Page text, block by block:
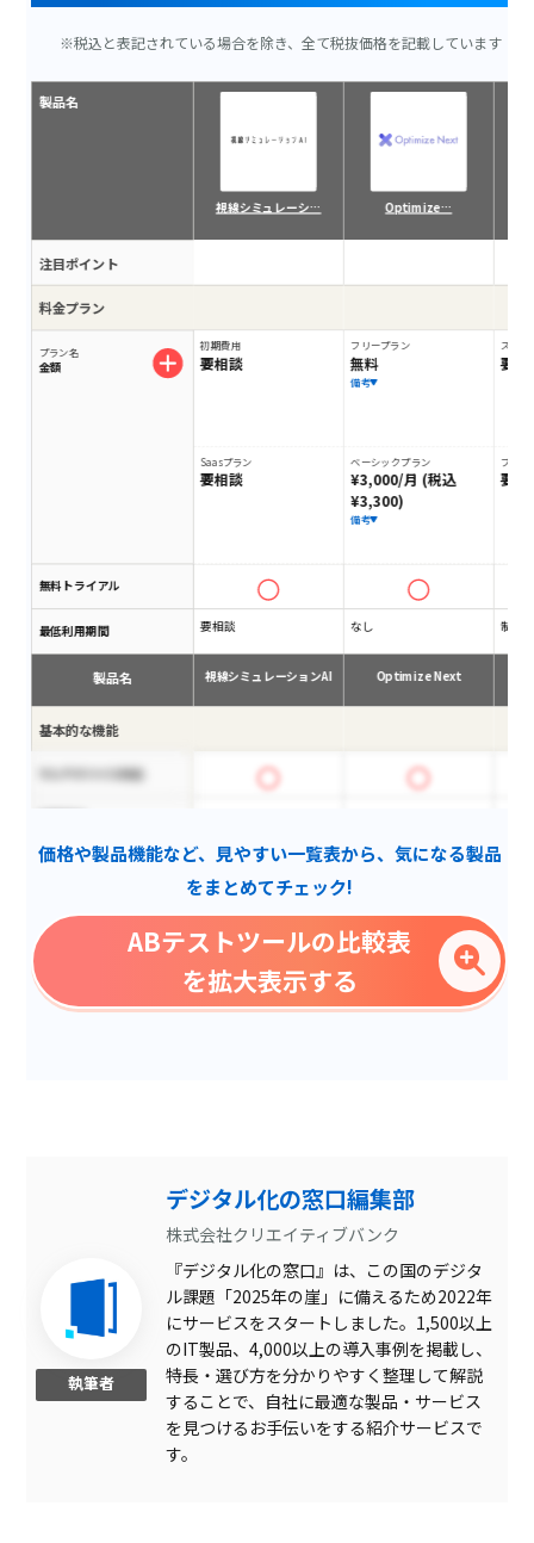
※税込と表記されている場合を除き、全て税抜価格を記載しています
製品名
注目ポイント
料金プラン
プラン名
金額
無料トライアル
最低利用期間
製品名
基本的な機能
マルチデバイス対応
リダイレクトテスト
HTMLファイル不要
レポート出力可能
コンテンツブロックのテス
多変量テスト
視線シミュレーシ…
初期費用
要相談
Saasプラン
要相談
要相談
視線シミュレーションAI
Optimize…
フリープラン
無料
備考
ベーシックプラン
¥3,000/月 (税込
¥3,300)
備考
なし
Optimize Next
スタン
要相
プロ
要相
制限
価格や製品機能など、見やすい一覧表から、気になる製品
をまとめてチェック!
ABテストツールの比較表
を拡大表示する
執筆者
デジタル化の窓口編集部
株式会社クリエイティブバンク
『デジタル化の窓口』は、この国のデジタ
ル課題「2025年の崖」に備えるため2022年
にサービスをスタートしました。1,500以上
のIT製品、4,000以上の導入事例を掲載し、
特長・選び方を分かりやすく整理して解説
することで、自社に最適な製品・サービス
を見つけるお手伝いをする紹介サービスで
す。